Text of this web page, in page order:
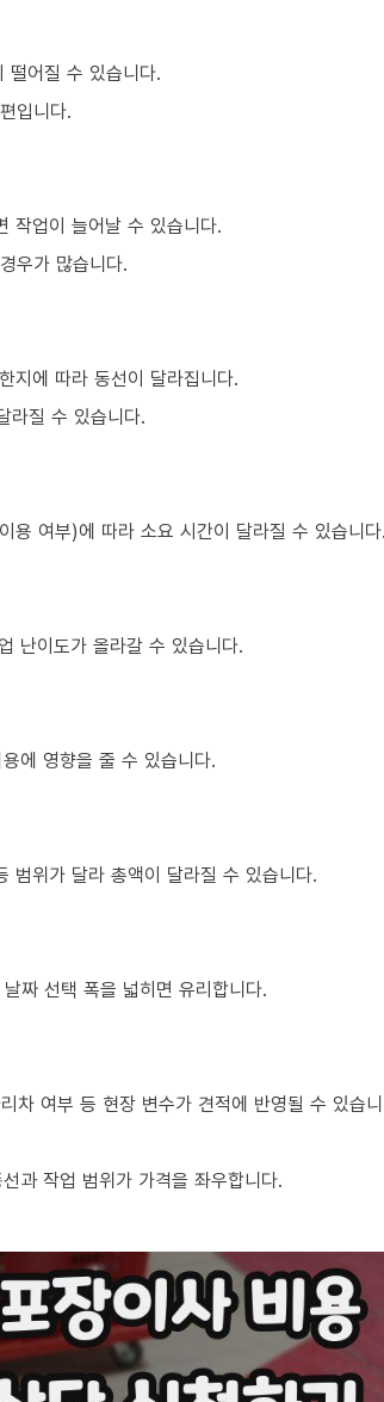
떨어질 수 있습니다.
입니다.
작업이 늘어날 수 있습니다.
우가 많습니다.
지에 따라 동선이 달라집니다.
라질 수 있습니다.
용 여부)에 따라 소요 시간이 달라질 수 있습니
난이도가 올라갈 수 있습니다.
에 영향을 줄 수 있습니다.
범위가 달라 총액이 달라질 수 있습니다.
짜 선택 폭을 넓히면 유리합니다.
차 여부 등 현장 변수가 견적에 반영될 수 있습
과 작업 범위가 가격을 좌우합니다.